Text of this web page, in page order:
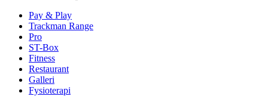
Pay & Play
Trackman Range
Pro
ST-Box
Fitness
Restaurant
Galleri
Fysioterapi